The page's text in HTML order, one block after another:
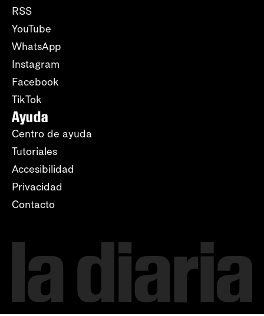
RSS
YouTube
WhatsApp
Instagram
Facebook
TikTok
Ayuda
Centro de ayuda
Tutoriales
Accesibilidad
Privacidad
Contacto